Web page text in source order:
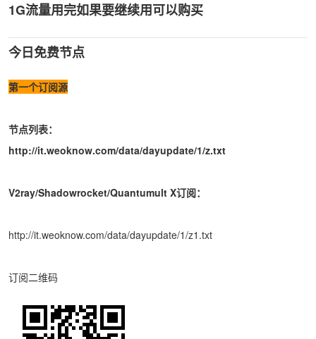
1G流量用完如果要继续用可以购买
今日免费节点
第一个订阅源
节点列表：
http://it.weoknow.com/data/dayupdate/1/z.txt
V2ray/Shadowrocket/Quantumult X订阅：
http://it.weoknow.com/data/dayupdate/1/z1.txt
订阅二维码